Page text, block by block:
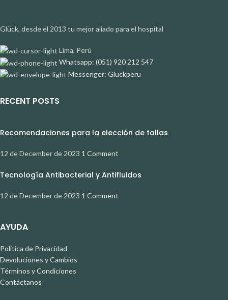
Glück, desde el 2013 tu mejor aliado para el hospital
Lima, Perú
Whatsapp: (051) 920 212 547
Messenger: Gluckperu
RECENT POSTS
Recomendaciones para la elección de tallas
12 de December de 2023 1 Comment
Tecnología Antibacterial y Antifluidos
12 de December de 2023 1 Comment
AYUDA
Política de Privacidad
Devoluciones y Cambios
Términos y Condiciones
Contáctanos